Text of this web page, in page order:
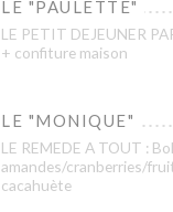
LE "PAULETTE"
LE PETIT DEJEUNER
+ confiture maison
LE "MONIQUE"
LE REMEDE A TOUT :
amandes/cranberries/
cacahuète